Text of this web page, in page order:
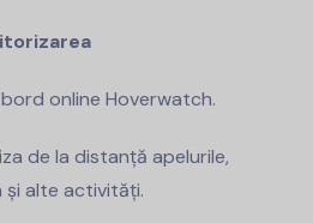
online Hoverwatch.
de la distanță apelurile,
și alte activități.